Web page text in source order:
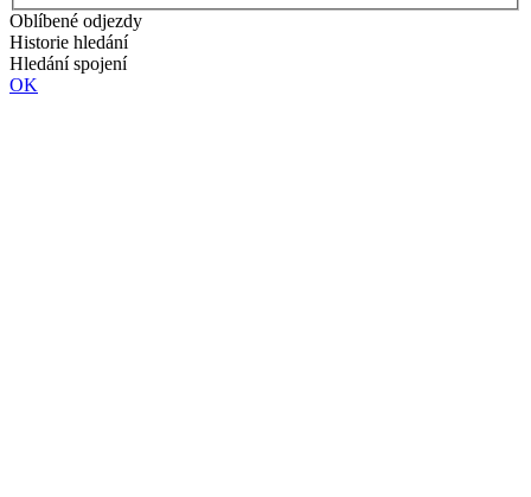
Oblíbené odjezdy
Historie hledání
Hledání spojení
OK